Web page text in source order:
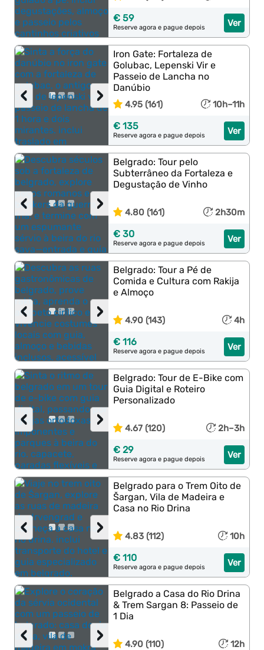
Ver
€ 59
Reserve agora e pague depois
›
‹
Iron Gate: Fortaleza de
Golubac, Lepenski Vir e
Passeio de Lancha no
Danúbio
4.95 (161) 10h–11h
Ver
€ 135
Reserve agora e pague depois
›
‹
Belgrado: Tour pelo
Subterrâneo da Fortaleza e
Degustação de Vinho
4.80 (161) 2h30m
Ver
€ 30
Reserve agora e pague depois
›
‹
Belgrado: Tour a Pé de
Comida e Cultura com Rakija
e Almoço
4.90 (143) 4h
Ver
€ 116
Reserve agora e pague depois
›
‹
Belgrado: Tour de E-Bike com
Guia Digital e Roteiro
Personalizado
4.67 (120) 2h–3h
Ver
€ 29
Reserve agora e pague depois
›
‹
Belgrado para o Trem Oito de
Šargan, Vila de Madeira e
Casa no Rio Drina
4.83 (112) 10h
Ver
€ 110
Reserve agora e pague depois
›
‹
Belgrado a Casa do Rio Drina
& Trem Sargan 8: Passeio de
1 Dia
4.90 (110) 12h